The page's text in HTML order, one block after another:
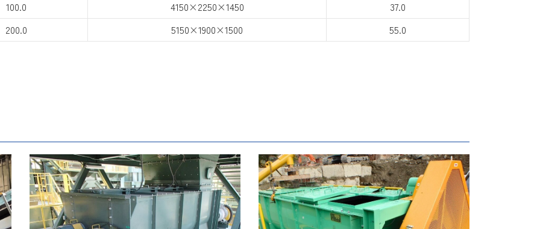
100.0
4150×2250×1450
37.0
200.0
5150×1900×1500 55.0